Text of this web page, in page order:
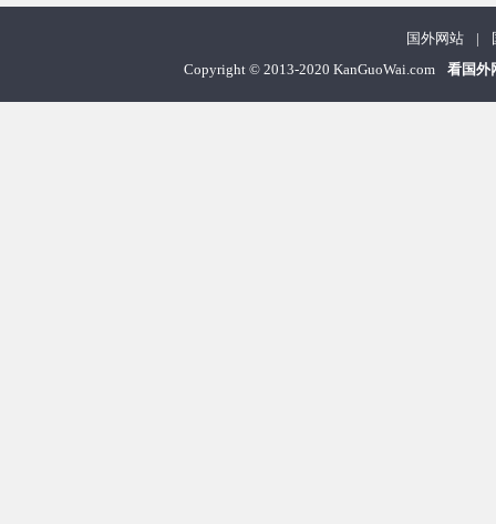
国外网站 |
Copyright© 2013-2020 KanGuoWai.com 看国外